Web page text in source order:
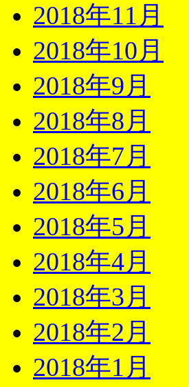
2018年11月
2018年10月
2018年9月
2018年8月
2018年7月
2018年6月
2018年5月
2018年4月
2018年3月
2018年2月
2018年1月